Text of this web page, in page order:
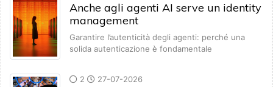
Anche agli agenti AI serve un identity
management
Garantire l’autenticità degli agenti: perché una
solida autenticazione è fondamentale
2 27-07-2026